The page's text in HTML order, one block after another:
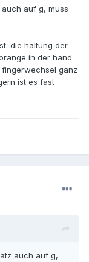
auf g, muss
die haltung der
in der hand
ganz
ist es fast
auch auf g,